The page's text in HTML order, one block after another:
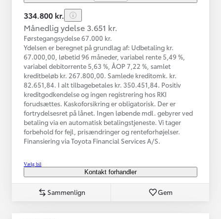
334.800 kr.
Månedlig ydelse 3.651 kr.
Førstegangsydelse 67.000 kr.
Ydelsen er beregnet på grundlag af: Udbetaling kr.
67.000,00, løbetid 96 måneder, variabel rente 5,49 %,
variabel debitorrente 5,63 %, ÅOP 7,22 %, samlet
kreditbeløb kr. 267.800,00. Samlede kreditomk. kr.
82.651,84. I alt tilbagebetales kr. 350.451,84. Positiv
kreditgodkendelse og ingen registrering hos RKI
forudsættes. Kaskoforsikring er obligatorisk. Der er
fortrydelsesret på lånet. Ingen løbende mdl. gebyrer ved
betaling via en automatisk betalingstjeneste. Vi tager
forbehold for fejl, prisændringer og renteforhøjelser.
Finansiering via Toyota Financial Services A/S.
Vælg bil
Kontakt forhandler
Sammenlign Gem